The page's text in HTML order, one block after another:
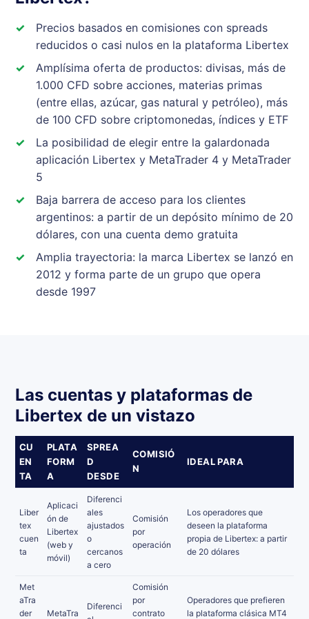
Precios basados en comisiones con spreads
reducidos o casi nulos en la plataforma Libertex
Amplísima oferta de productos: divisas, más de
1.000 CFD sobre acciones, materias primas
(entre ellas, azúcar, gas natural y petróleo), más
de 100 CFD sobre criptomonedas, índices y ETF
La posibilidad de elegir entre la galardonada
aplicación Libertex y MetaTrader 4 y MetaTrader
5
Baja barrera de acceso para los clientes
argentinos: a partir de un depósito mínimo de 20
dólares, con una cuenta demo gratuita
Amplia trayectoria: la marca Libertex se lanzó en
2012 y forma parte de un grupo que opera
desde 1997
Las cuentas y plataformas de
Libertex de un vistazo
CU
EN
TA
PLATA
FORM
A
SPREA
D
DESDE
COMISIÓ
N
IDEAL PARA
Liber
tex
cuen
ta
Aplicaci
ón de
Libertex
(web y
móvil)
Diferenci
ales
ajustados
o
cercanos
a cero
Comisión
por
operación
Los operadores que
deseen la plataforma
propia de Libertex: a partir
de 20 dólares
Met
aTra
der
MetaTra
Diferenci
Comisión
por
contrato
Operadores que prefieren
la plataforma clásica MT4